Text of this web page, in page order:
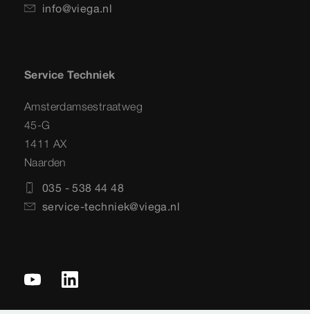
info@viega.nl
Service Techniek
Amsterdamsestraatweg
45-G
1411 AX
Naarden
035 - 538 44 48
service-techniek@viega.nl